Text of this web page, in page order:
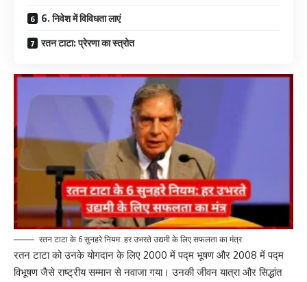
6. निवेश में विविधता लाएं
रतन टाटा: प्रेरणा का स्त्रोत
रतन टाटा के 6 सुनहरे नियम: हर उभरते उद्यमी के लिए सफलता का मंत्र
रतन टाटा को उनके योगदान के लिए 2000 में पद्म भूषण और 2008 में पद्म
विभूषण जैसे राष्ट्रीय सम्मान से नवाजा गया। उनकी जीवन यात्रा और सिद्धांत